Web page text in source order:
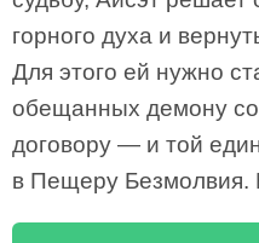
горного духа и
Для этого ей нужно
обещанных демону
договору — и той
в Пещеру Безмолвия.